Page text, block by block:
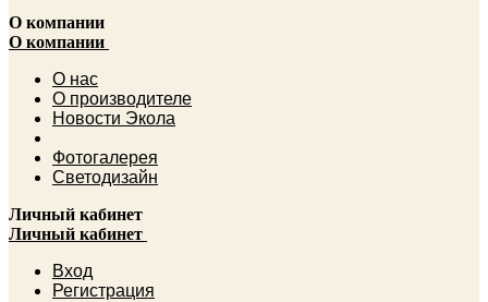
О компании
О компании
О нас
О производителе
Новости Экола
Фотогалерея
Светодизайн
Личный кабинет
Личный кабинет
Вход
Регистрация